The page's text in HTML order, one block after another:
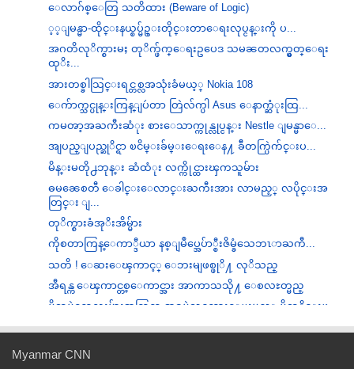
ေလာဂ်စ္ေတြ သတိထား (Beware of Logic)
့့ျမန္မာ-ထိုင္းနယ္စပ္မ်ဥ္းတိုင္းတာေရးလုပ္ငန္းကို ပ...
အဂတိလုိက္စားမႈ တုိက္ဖ်က္ေရးဥပေဒ သမၼတလက္မွတ္ေရး
ထုိး...
အားတစ္ခါသြင္းရင္တစ္လအသုံးခံမယ့္ Nokia 108
ေက်ာက္သင္ပုန္းကြန္ျပဴတာ တြဲလ်က္ပါ Asus ေနာက္ဆံုးထြ...
ကမၻာ့အႀကီးဆံုး စားေသာက္ကုန္လုပ္ငန္း Nestle ျမန္မာေ...
အျပည္ျပည္ဆုိင္ရာ ၿငိမ္းခ်မ္းေရးေန႔ ခ်ီတက္ပြဲက်င္းပ...
မိန္းမတို႕ဘုန္း ဆံထံုး လက္ကိုင္ထားၾကသူမ်ား
ဓမၼေစတီ ေခါင္းေလာင္းႀကီးအား လာမည့္ လပိုင္းအ
တြင္း ျ...
တုိက္စားခံအုိးအိမ္မ်ား
ကိုစတာကြန္ေကာ္ဒီယာ နစ္ျမဳပ္အေပ်ာ္စီးဇိမ္ခံသေဘၤာႀကီ...
သတိ ! ေဆးေၾကာင့္ ေဘးမျဖစ္ဖုိ႔ လုိသည္
အီရန္က ေၾကာင္တစ္ေကာင္အား အာကာသသို႔ ေစလႊတ္မည္
မိဘမဲ့ကေလးမ်ားအတြက္ အခမဲ့သင္ၾကားေပးမည့္ မိုဘုိင္းဖ...
ဘရာဇီးလ္တြင္ စင္ေပၚမွ ဆြဲခ်ခံရသည့္ Beyoncé
က်ိဳက္ထီးေဆာင္းဆရာေတာ္ ဓမၼေစတီေခါင္းေလာင္း ဆ
ယ္ယူမည္
Myanmar CNN